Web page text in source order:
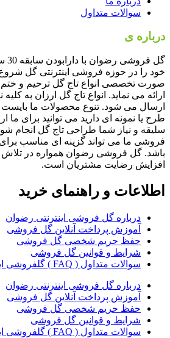
سوالات متداول
درباره ی
خود را در حوزه فروشی اینترنتی گل
صورت تخصصی انواع تاج گل ترحیم و ختم
ارائه می نماید. انواع تاج گل ارزان به
ارسال می شود. تنوع محصولات ما
طرح یا نمونه ای دارید می توانید برای ما
سلیقه و نیاز شما طراحی تاج گل انجام
فروشی ما می تواند گزینه ای مناسب برای
باشد. گل فروشی رضوان همواره در تلاش
افزایش رضایت مشتریان است.
اطلاعات و راهنمای خرید
درباره گل فروشی اینترنتی رضوان
آموزش پرداخت آنلاین گل فروشی
حفظ حریم شخصی گل فروشی
شرایط و قوانین گل فروشی
سوالات متداول ( FAQ ) گلفروشی اینترنتی رضوان
درباره گل فروشی اینترنتی رضوان
آموزش پرداخت آنلاین گل فروشی
حفظ حریم شخصی گل فروشی
شرایط و قوانین گل فروشی
سوالات متداول ( FAQ ) گلفروشی اینترنتی رضوان